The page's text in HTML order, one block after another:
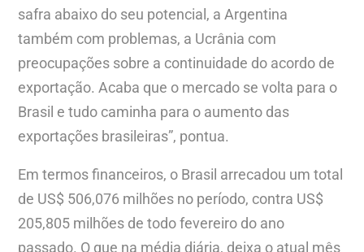
safra abaixo do seu potencial, a Argentina
também com problemas, a Ucrânia com
preocupações sobre a continuidade do acordo de
exportação. Acaba que o mercado se volta para o
Brasil e tudo caminha para o aumento das
exportações brasileiras”, pontua.
Em termos financeiros, o Brasil arrecadou um total
de US$ 506,076 milhões no período, contra US$
205,805 milhões de todo fevereiro do ano
passado. O que na média diária, deixa o atual mês